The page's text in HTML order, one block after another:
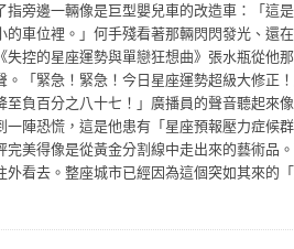
旁邊一輛像是巨型嬰兒車的改造車：「這
車位裡。」何手殘看著那輛閃閃發光、還
控的星座運勢與單戀狂想曲》張水瓶從他
「緊急！緊急！今日星座運勢超級大修正
負百分之八十七！」廣播員的聲音聽起來
陣恐慌，這是他患有「星座預報壓力症候
美得像是從黃金分割線中走出來的藝術品
看去。整座城市已經因為這個突如其來的